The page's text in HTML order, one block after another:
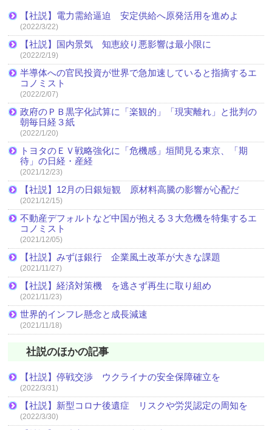
【社説】電力需給逼迫 安定供給へ原発活用を進めよ
(2022/3/22)
【社説】国内景気 知恵絞り悪影響は最小限に
(2022/2/19)
半導体への官民投資が世界で急加速していると指摘するエ
コノミスト
(2022/2/07)
政府のＰＢ黒字化試算に「楽観的」「現実離れ」と批判の
朝毎日経３紙
(2022/1/20)
トヨタのＥＶ戦略強化に「危機感」垣間見る東京、「期
待」の日経・産経
(2021/12/23)
【社説】12月の日銀短観 原材料高騰の影響が心配だ
(2021/12/15)
不動産デフォルトなど中国が抱える３大危機を特集するエ
コノミスト
(2021/12/05)
【社説】みずほ銀行 企業風土改革が大きな課題
(2021/11/27)
【社説】経済対策機 を逃さず再生に取り組め
(2021/11/23)
世界的インフレ懸念と成長減速
(2021/11/18)
社説のほかの記事
【社説】停戦交渉 ウクライナの安全保障確立を
(2022/3/31)
【社説】新型コロナ後遺症 リスクや労災認定の周知を
(2022/3/30)